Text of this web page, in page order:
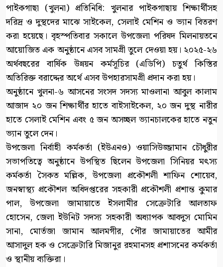
পাইকগাছা (খুলনা) প্রতিনিধি: খুলনার পাইকগাছায় শিক্ষার্থীসহ
দরিদ্র ও দুস্থদের মাঝে সাইকেল, সেলাই মেশিন ও ভ্যান বিতরণ
করা হয়েছে। বৃহস্পতিবার সকালে উপজেলা পরিষদ মিলনায়তনে
আয়োজিত এক অনুষ্ঠানে এসব সামগ্রী তুলে দেওয়া হয়। ২০২৫-২৬
অর্থবছরের বার্ষিক উন্নয়ন কর্মসূচির (এডিপি) চতুর্থ কিস্তির
অতিরিক্ত বরাদ্দের অর্থে এসব উপহারসামগ্রী প্রদান করা হয়।
অনুষ্ঠানে খুলনা-৬ আসনের সংসদ সদস্য মাওলানা আবুল কালাম
আজাদ ২০ জন শিক্ষার্থীর হাতে বাইসাইকেল, ২০ জন দুস্থ নারীর
হাতে সেলাই মেশিন এবং ৫ জন অসচ্ছল ভ্যানচালকের হাতে নতুন
ভ্যান তুলে দেন।
উপজেলা নির্বাহী কর্মকর্তা (ইউএনও) ওয়াসিউজ্জামান চৌধুরীর
সভাপতিত্বে অনুষ্ঠানে উপস্থিত ছিলেন উপজেলা সিনিয়র মৎস্য
কর্মকর্তা সৈকত মল্লিক, উপজেলা প্রকৌশলী শাফিন শোয়েব,
জনস্বাস্থ্য প্রকৌশল অধিদপ্তরের সহকারী প্রকৌশলী প্রশান্ত কুমার
পাল, উপজেলা জামায়াতে ইসলামীর সেক্রেটারি আলতাফ
হোসেন, জেলা ইউনিট সদস্য সহকারী অধ্যাপক আবদুস মোমিন
সানা, মোর্তজা জামান আলমগীর, পৌর জামায়াতের আমীর
আসাদুল হক ও সেক্রেটারি মিজানুর রহমানসহ প্রশাসনের কর্মকর্তা
ও স্থানীয় ব্যক্তিরা।